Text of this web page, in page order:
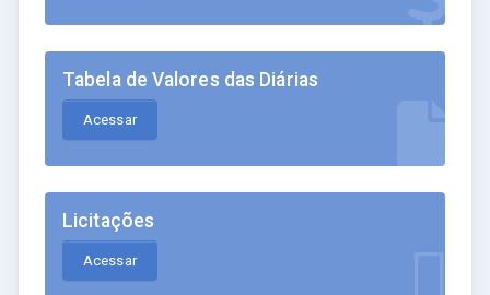
Tabela de Valores das Diárias
Acessar
Licitações
Acessar